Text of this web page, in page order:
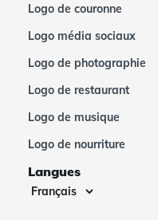
Logo de couronne
Logo média sociaux
Logo de photographie
Logo de restaurant
Logo de musique
Logo de nourriture
Langues